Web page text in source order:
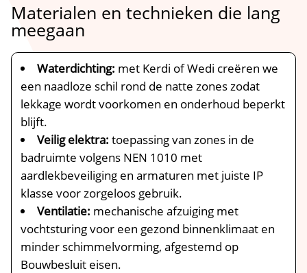
Materialen en technieken die lang
meegaan
Waterdichting: met Kerdi of Wedi creëren we
een naadloze schil rond de natte zones zodat
lekkage wordt voorkomen en onderhoud beperkt
blijft.​
Veilig elektra: toepassing van zones in de
badruimte volgens NEN 1010 met
aardlekbeveiliging en armaturen met juiste IP
klasse voor zorgeloos gebruik.​
Ventilatie: mechanische afzuiging met
vochtsturing voor een gezond binnenklimaat en
minder schimmelvorming, afgestemd op
Bouwbesluit eisen.​